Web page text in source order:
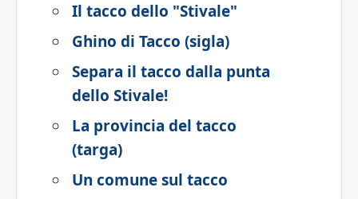
Il tacco dello "Stivale"
Ghino di Tacco (sigla)
Separa il tacco dalla punta
dello Stivale!
La provincia del tacco
(targa)
Un comune sul tacco